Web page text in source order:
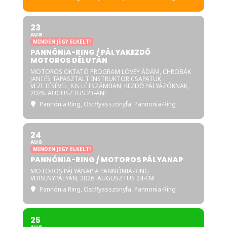
esetén, amennyiben a
pályanapot megtartjuk, NEM
tudjuk a befizetett összeget
másik alaklomra átírni!
Amennyiben az időjárás az
egyértelműen alkalmatlannak
programot elhalasztjuk és a
résztvevőket a jelentkezéskor
megadott emailcímükön
értesítjük az új időpontról!
Szervező az árváltoztatás jogát
23
AUG
MINDEN JEGY ELKELT!
PANNÓNIA-RING / PÁLYAKEZDŐ
MOTOROS DÉLUTÁN
MOTOROS OKTATÓ PROGRAM LÖVEY ÁDÁM, CHROBÁK
JANI ÉS TAPASZTALT INSTRUKTOR CSAPATUK
VEZETÉSÉVEL, KIS LÉTSZÁMBAN, KEZDŐ PÁLYÁZÓKNAK,
2026. AUGUSZTUS 23-ÁN!
Pannónia Ring, Ostffyasszonyfa, Pannonia-Ring
24
AUG
MINDEN JEGY ELKELT!
PANNÓNIA-RING / MOTOROS PÁLYANAP
MOTOROS PÁLYANAP A PANNÓNIA-RING
VERSENYPÁLYÁN, 2026. AUGUSZTUS 24-ÉN!
Pannónia Ring, Ostffyasszonyfa, Pannonia-Ring
25